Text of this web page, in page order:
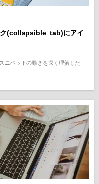
ク(collapsible_tab)にアイ
ニペットの動きを深く理解した